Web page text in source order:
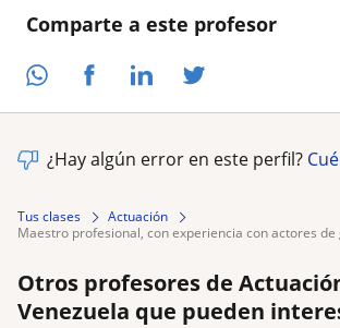
Comparte a este profesor
¿Hay algún error en este perfil?
Tus clases
Actuación
maestro profesional, con experiencia con actores de
Otros profesores de
Venezuela que pueden